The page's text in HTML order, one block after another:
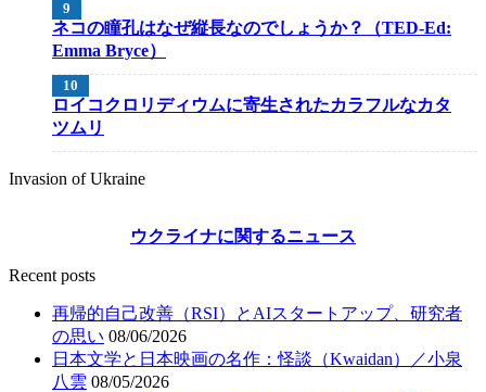
ネコの瞳孔はなぜ縦長なのでしょうか？（TED-Ed:
Emma Bryce）
ロイコクロリディウムに寄生されたカラフルなカタ
ツムリ
Invasion of Ukraine
ウクライナに関するニュース
Recent posts
再帰的自己改善（RSI）とAIスタートアップ、研究者
の思い 08/06/2026
日本文学と日本映画の名作：怪談（Kwaidan）／小泉
八雲 08/05/2026